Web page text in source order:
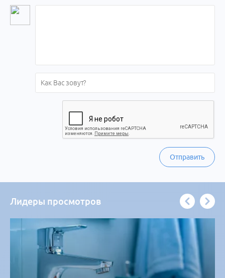
Отправить
Лидеры просмотров